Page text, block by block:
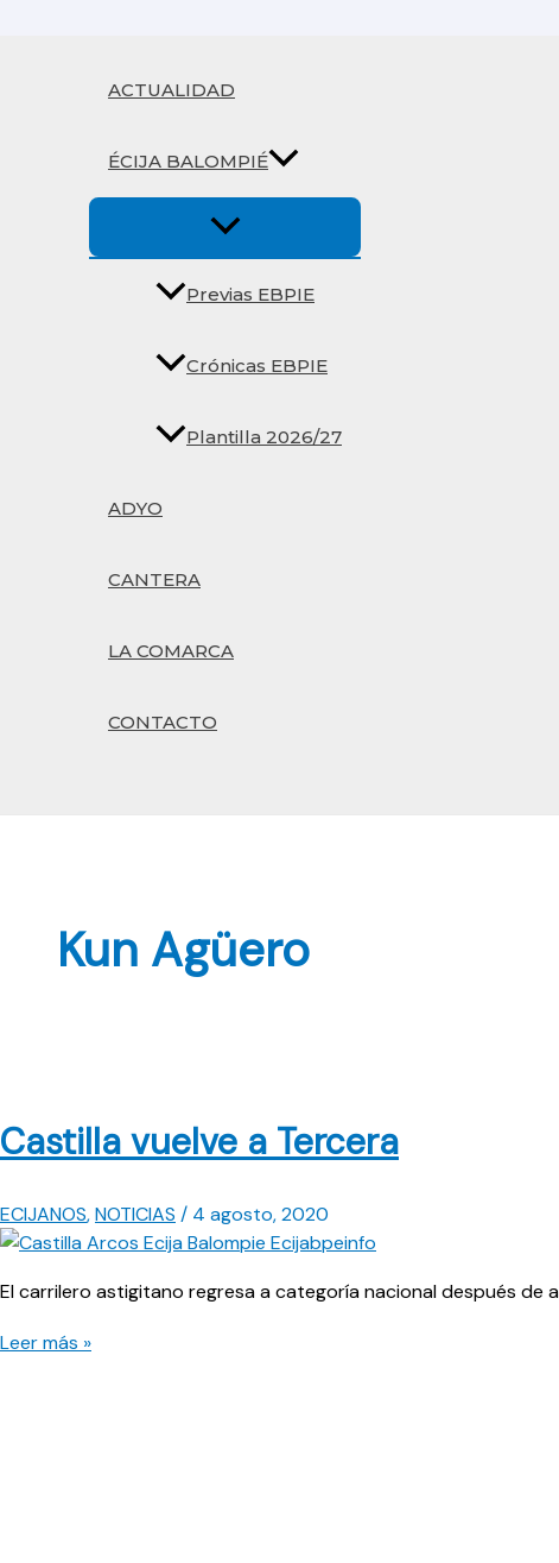
ACTUALIDAD
ÉCIJA BALOMPIÉ
Previas EBPIE
Crónicas EBPIE
Plantilla 2026/27
ADYO
CANTERA
LA COMARCA
CONTACTO
Kun Agüero
Castilla vuelve a Tercera
ECIJANOS,NOTICIAS / 4 agosto, 2020
El carrilero astigitano regresa a categoría nacional después de
Castilla
Leer más »